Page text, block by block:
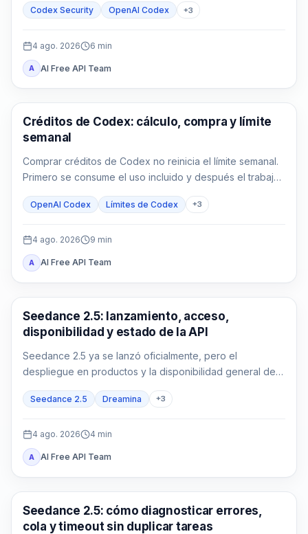
tarea defensiva.
Codex Security OpenAI Codex +3
4 ago. 2026 6 min
A AI Free API Team
AI Development Tools
Créditos de Codex: cálculo, compra y límite
semanal
Comprar créditos de Codex no reinicia el límite semanal.
Primero se consume el uso incluido y después el trabajo
OpenAI Codex Límites de Codex +3
4 ago. 2026 9 min
A AI Free API Team
AI Video Generation
Seedance 2.5: lanzamiento, acceso,
disponibilidad y estado de la API
Seedance 2.5 ya se lanzó oficialmente, pero el
despliegue en productos y la disponibilidad general de
ruta.
Seedance 2.5 Dreamina +3
4 ago. 2026 4 min
A AI Free API Team
Generación de video con IA
Seedance 2.5: cómo diagnosticar errores,
cola y timeout sin duplicar tareas